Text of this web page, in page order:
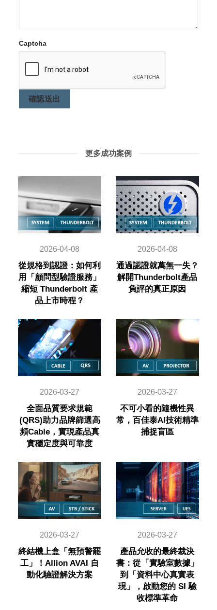
Captcha
確認送出
更多成功案例
2026-04-08
從規格到認證：如何利
用「顧問型驗證服務」
縮短 Thunderbolt 產
品上市時程？
2026-04-08
通過認證就萬無一失？
解開Thunderbolt產品
負評的真正原因
2026-03-27
全面品質要求規範
(QRS)助力品牌篩選高
頻Cable，實現產品真
實穩定度與可靠度
2026-03-27
不可小看的隨機性異
常，百佳泰AI技術精準
捕捉盲區
2026-03-27
終結機上盒「無預警罷
工」！Allion AVAI 自
動化驗證解決方案
2026-03-27
產品允收的最終裁決
書：從「實驗室數據」
到「資料中心真實表
現」，啟動您的 SI 驗
收標準革命